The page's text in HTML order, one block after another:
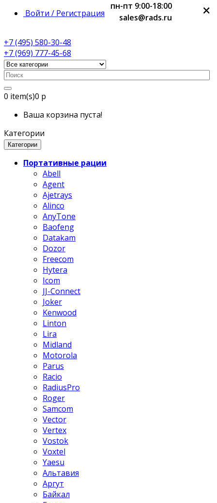
Войти / Регистрация
+7 (495) 580-30-48
+7 (969) 777-45-68
0 item(s)0 р
Ваша корзина пуста!
Категории
Категории
Портативные рации
Abell
Agent
Ajetrays
Alinco
AnyTone
Baofeng
Datakam
Dozor
Freecom
Hytera
Icom
JJ-Connect
Joker
Kenwood
Linton
Lira
Midland
Motorola
Parus
Racio
RadiusPro
Roger
Samcom
Vector
Vertex
Vostok
Voxtel
Yaesu
Альтавия
Аргут
Байкал
пн-пт 9:00-18:00
sales@rads.ru
×
×
×
×